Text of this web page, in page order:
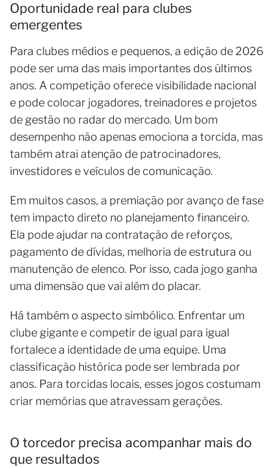
Oportunidade real para clubes
emergentes
Para clubes médios e pequenos, a edição de 2026
pode ser uma das mais importantes dos últimos
anos. A competição oferece visibilidade nacional
e pode colocar jogadores, treinadores e projetos
de gestão no radar do mercado. Um bom
desempenho não apenas emociona a torcida, mas
também atrai atenção de patrocinadores,
investidores e veículos de comunicação.
Em muitos casos, a premiação por avanço de fase
tem impacto direto no planejamento financeiro.
Ela pode ajudar na contratação de reforços,
pagamento de dívidas, melhoria de estrutura ou
manutenção de elenco. Por isso, cada jogo ganha
uma dimensão que vai além do placar.
Há também o aspecto simbólico. Enfrentar um
clube gigante e competir de igual para igual
fortalece a identidade de uma equipe. Uma
classificação histórica pode ser lembrada por
anos. Para torcidas locais, esses jogos costumam
criar memórias que atravessam gerações.
O torcedor precisa acompanhar mais do
que resultados